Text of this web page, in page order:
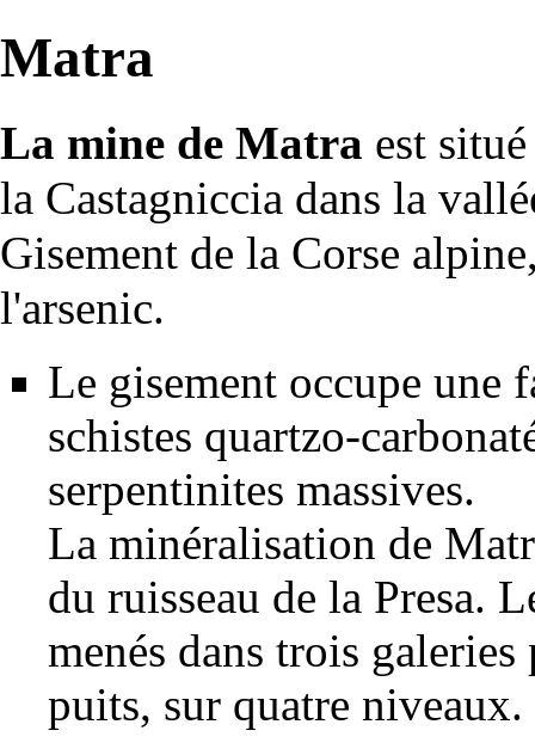
Matra
La mine de Matra est
la Castagniccia dans la
Gisement de la Corse
l'arsenic.
Le gisement occupe une
schistes quartzo-
serpentinites massives.
La minéralisation de
du ruisseau de la Presa.
menés dans trois galeries
puits, sur quatre niveaux.